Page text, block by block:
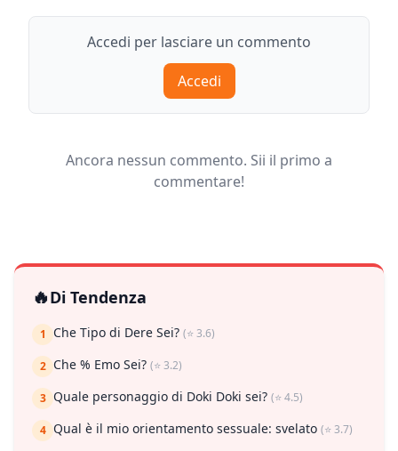
Accedi per lasciare un commento
Accedi
Ancora nessun commento. Sii il primo a
commentare!
🔥Di Tendenza
1 Che Tipo di Dere Sei? (⭐ 3.6)
2 Che % Emo Sei? (⭐ 3.2)
3 Quale personaggio di Doki Doki sei? (⭐ 4.5)
4 Qual è il mio orientamento sessuale: svelato (⭐ 3.7)